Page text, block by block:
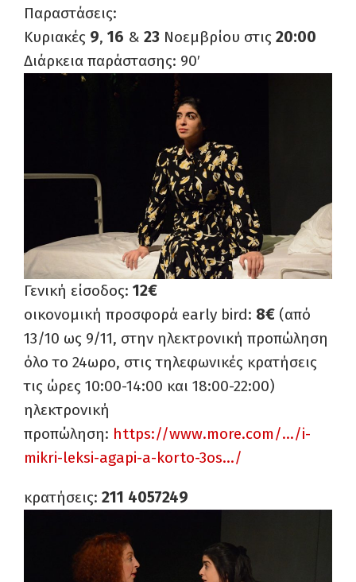
Παραστάσεις:
Κυριακές 9, 16 & 23 Νοεμβρίου στις 20:00
Διάρκεια παράστασης: 90′
Γενική είσοδος: 12€
οικονομική προσφορά early bird: 8€ (από
13/10 ως 9/11, στην ηλεκτρονική προπώληση
όλο το 24ωρο, στις τηλεφωνικές κρατήσεις
τις ώρες 10:00-14:00 και 18:00-22:00)
ηλεκτρονική
προπώληση: https://www.more.com/…/i-
mikri-leksi-agapi-a-korto-3os.../
κρατήσεις: 211 4057249